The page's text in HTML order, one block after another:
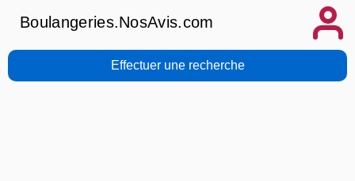
Boulangeries.NosAvis.com
Effectuer une recherche